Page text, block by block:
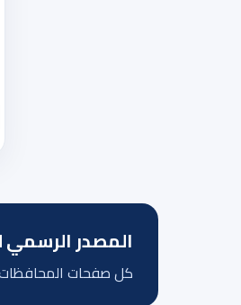
المصدر الرسمي
كل صفحات المحافظات